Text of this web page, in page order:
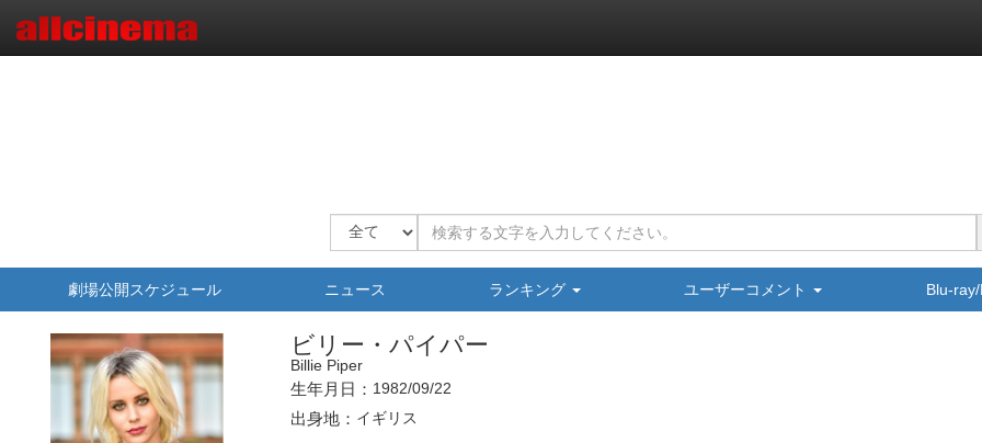
劇場公開スケジュール ニュース ランキング ユーザーコメント Blu-
ビリー・パイパー
Billie Piper
生年月日： 1982/09/22
出身地： イギリス